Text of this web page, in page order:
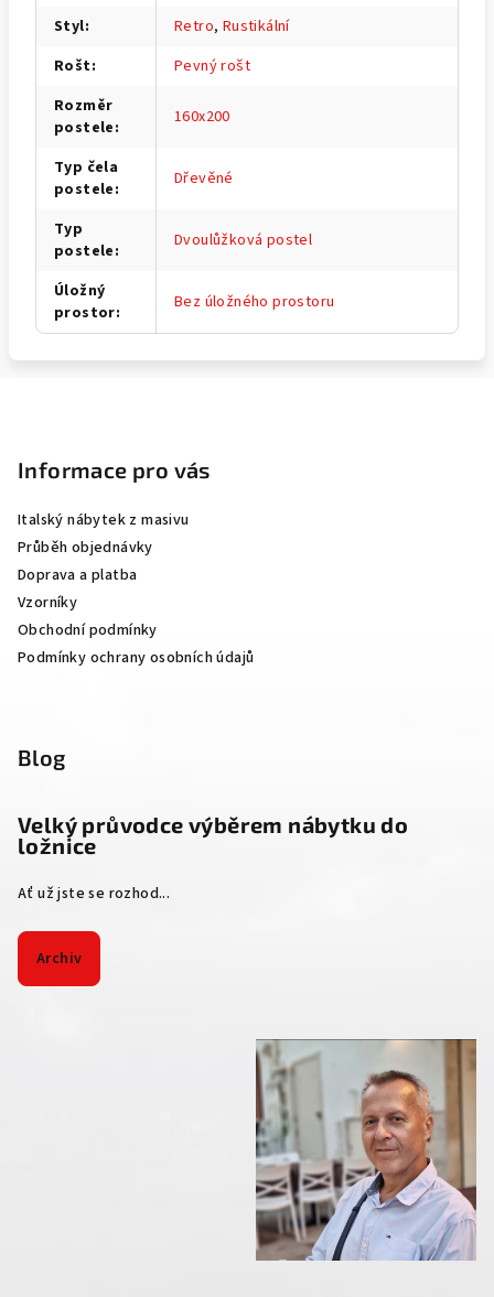
Styl: Retro, Rustikální
Rošt:
Pevný rošt
Rozměr
postele: 160x200
Typ čela
postele: Dřevěné
Typ
postele: Dvoulůžková postel
Úložný
prostor: Bez úložného prostoru
Informace pro vás
Italský nábytek z masivu
Průběh objednávky
Doprava a platba
Vzorníky
Obchodní podmínky
Podmínky ochrany osobních údajů
Blog
Velký průvodce výběrem nábytku do
ložnice
Ať už jste se rozhod...
Archiv